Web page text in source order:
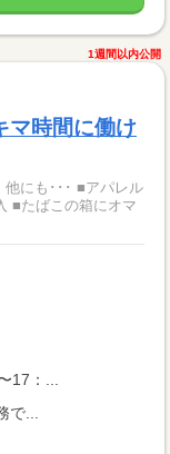
1週間以内公開
マ時間に働け
■たばこの箱にオマ
：...
...